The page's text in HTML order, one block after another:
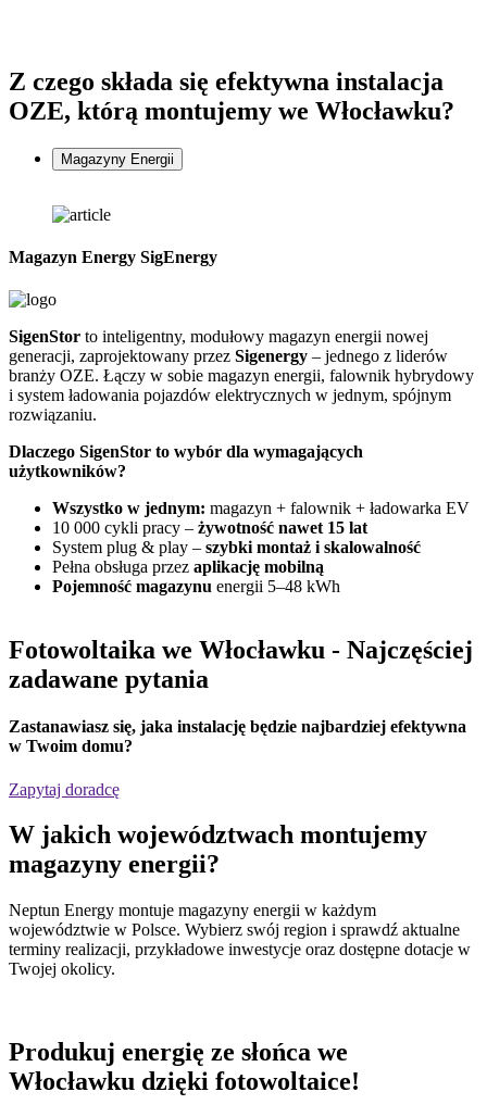
Z czego składa się efektywna instalacja
OZE, którą montujemy we Włocławku?
Magazyny Energii
Magazyn Energy SigEnergy
SigenStor to inteligentny, modułowy magazyn energii nowej
generacji, zaprojektowany przez Sigenergy – jednego z liderów
branży OZE. Łączy w sobie magazyn energii, falownik hybrydowy
i system ładowania pojazdów elektrycznych w jednym, spójnym
rozwiązaniu.
Dlaczego SigenStor to wybór dla wymagających
użytkowników?
Wszystko w jednym: magazyn + falownik + ładowarka EV
10 000 cykli pracy – żywotność nawet 15 lat
System plug & play – szybki montaż i skalowalność
Pełna obsługa przez aplikację mobilną
Pojemność magazynu energii 5–48 kWh
Fotowoltaika we Włocławku - Najczęściej
zadawane pytania
Zastanawiasz się, jaka instalację będzie najbardziej efektywna
w Twoim domu?
Zapytaj doradcę
W jakich województwach montujemy
magazyny energii?
Neptun Energy montuje magazyny energii w każdym
województwie w Polsce. Wybierz swój region i sprawdź aktualne
terminy realizacji, przykładowe inwestycje oraz dostępne dotacje w
Twojej okolicy.
Produkuj energię ze słońca we
Włocławku dzięki fotowoltaice!